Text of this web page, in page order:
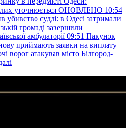
уточнюється ОНОВЛЕНО 10:54
убивство судді: в Одесі затримали
громаді завершили
амбулаторії 09:51 Пакунок
приймають заявки на виплату
ворог атакував місто Білгород-